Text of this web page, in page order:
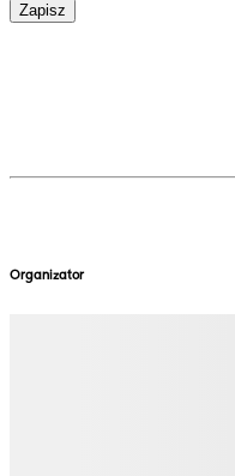
Zapisz
Organizator